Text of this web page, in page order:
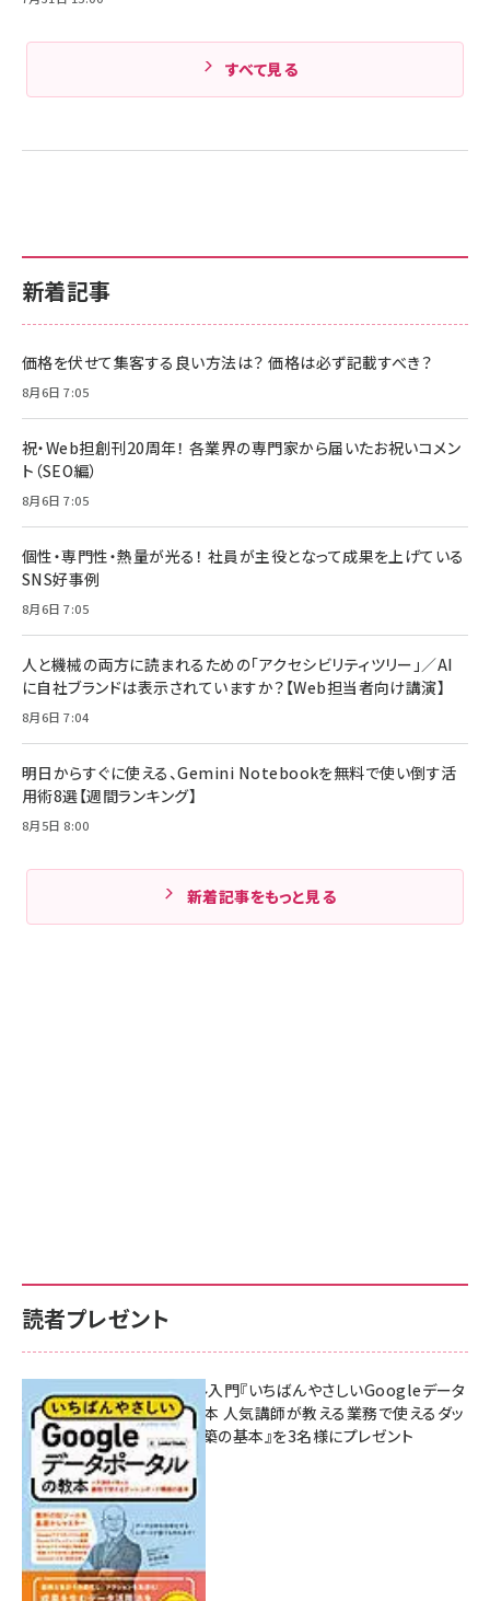
新着記事
価格を伏せて集客する良い方法は？ 価格は必ず記載すべき？
8月6日 7:05
祝・Web担創刊20周年！ 各業界の専門家から届いたお祝いコメン
ト（SEO編）
8月6日 7:05
個性・専門性・熱量が光る！ 社員が主役となって成果を上げている
SNS好事例
8月6日 7:05
人と機械の両方に読まれるための「アクセシビリティツリー」／AI
に自社ブランドは表示されていますか？【Web担当者向け講演】
8月6日 7:04
明日からすぐに使える、Gemini Notebookを無料で使い倒す活
用術8選【週間ランキング】
8月5日 8:00
新着記事をもっと見る
読者プレゼント
無料BIツール入門『いちばんやさしいGoogleデータ
ポータルの教本 人気講師が教える業務で使えるダッ
シュボード構築の基本』を3名様にプレゼント
7月31日 10:00
すべて見る